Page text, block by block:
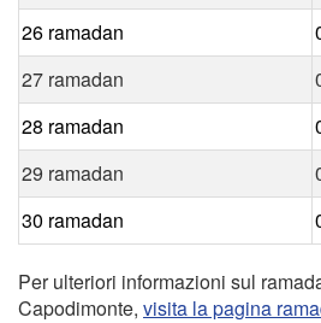
26 ramadan
27 ramadan
28 ramadan
29 ramadan
30 ramadan
Per ulteriori informazioni sul
Capodimonte, visita la pagina